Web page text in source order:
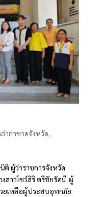
ากาชาดจังหวัด,
ติ ผู้ว่าราชการจังหวัด
สาวโชว์สิริ ตรีชัยรัศมี ผู้
ยเหลือผู้ประสบอุทกภัย